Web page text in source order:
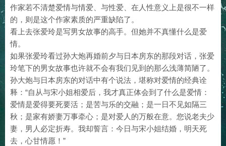
作家若不清楚爱情与情爱、与性爱、在人性意义上是很不一样
的，则是这个作家素质的严重缺陷了。
看上去张爱玲是写男女故事的高手。但她并不真懂什么是爱
情。
如果张爱玲看过孙大炮再婚前夕与日本房东的那段对话，张爱
玲笔下的男女故事也许就不会有我们见到的那么浅薄简陋了。
孙大炮与日本房东的对话中有个说法，堪称对爱情的经典诠
释：“自从与宋小姐相爱后，我才真正体会到了什么是爱情：
爱情是爱得要死要活；是苦与乐的交融；是一日不见如隔三
秋；是家有娇妻万事牵心；是对爱人的万般在意。您说老夫少
妻，男人必定折寿。我却誓言：今日与宋小姐结婚，明天死
去，心甘情愿！”